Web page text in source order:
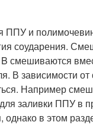
ППУ и
соударения.
смешиваются
В зависимости от
Например
для заливки ППУ в
однако в этом